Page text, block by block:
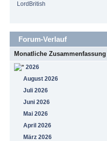
LordBritish
Forum-Verlauf
Monatliche Zusammenfassung
2026
August 2026
Juli 2026
Juni 2026
Mai 2026
April 2026
März 2026